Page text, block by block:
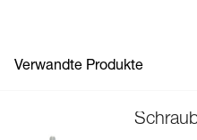
Verwandte Produkte